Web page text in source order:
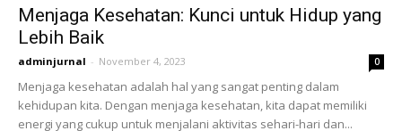
Menjaga Kesehatan: Kunci untuk Hidup yang
Lebih Baik
adminjurnal - November 4, 2023 0
Menjaga kesehatan adalah hal yang sangat penting dalam
kehidupan kita. Dengan menjaga kesehatan, kita dapat memiliki
energi yang cukup untuk menjalani aktivitas sehari-hari dan...